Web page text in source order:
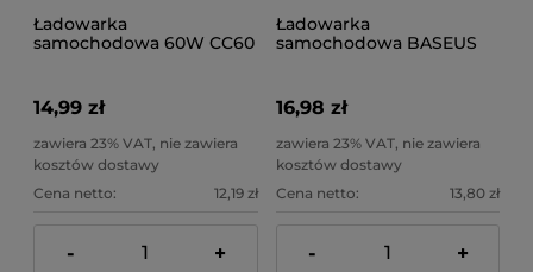
Ładowarka
samochodowa 60W CC60
14,99 zł
zawiera 23% VAT, nie zawiera
kosztów dostawy
Cena netto:
12,19 zł
- +
Ładowarka
samochodowa BASEUS
16,98 zł
zawiera 23% VAT, nie zawiera
kosztów dostawy
Cena netto:
13,80 zł
- +